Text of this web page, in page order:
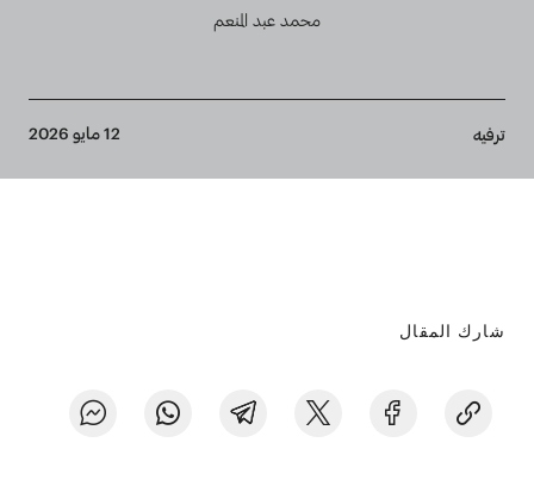
محمد عبد المنعم
Breadcrumb
ترفيه 12 مايو 2026
شارك المقال